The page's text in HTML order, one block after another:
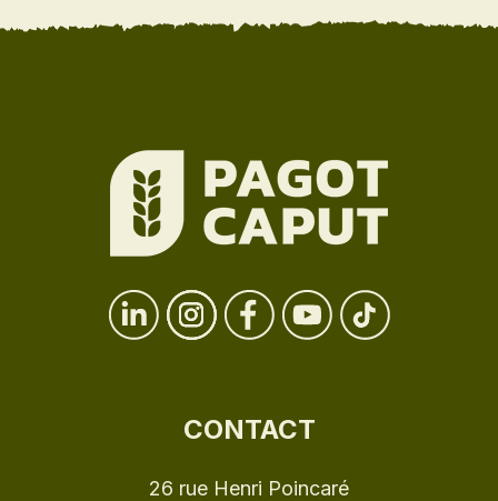
CONTACT
26 rue Henri Poincaré